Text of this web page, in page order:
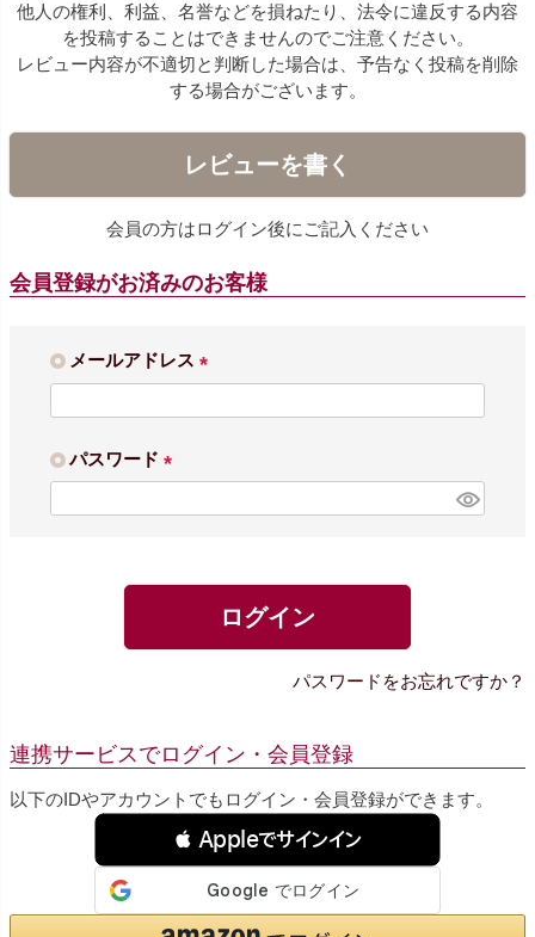
他人の権利、利益、名誉などを損ねたり、法令に違反する内容
を投稿することはできませんのでご注意ください。
レビュー内容が不適切と判断した場合は、予告なく投稿を削除
する場合がございます。
レビューを書く
会員の方はログイン後にご記入ください
会員登録がお済みのお客様
メールアドレス
必
パスワード
必
ログイン
パスワードをお忘れですか？
連携サービスでログイン・会員登録
以下のIDやアカウントでもログイン・会員登録ができます。
 Appleでサインイン